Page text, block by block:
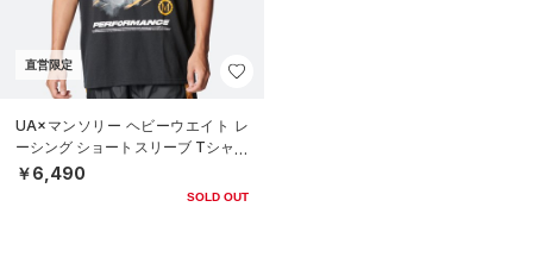
直営限定
UA×マンソリー ヘビーウエイト レ
ーシング ショートスリーブ Tシャツ
（ライフスタイル/MEN）
￥6,490
SOLD OUT